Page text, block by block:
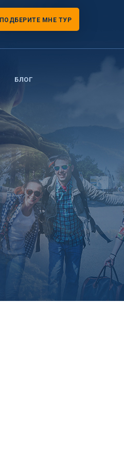
ПОДБЕРИТЕ МНЕ ТУР
БЛОГ